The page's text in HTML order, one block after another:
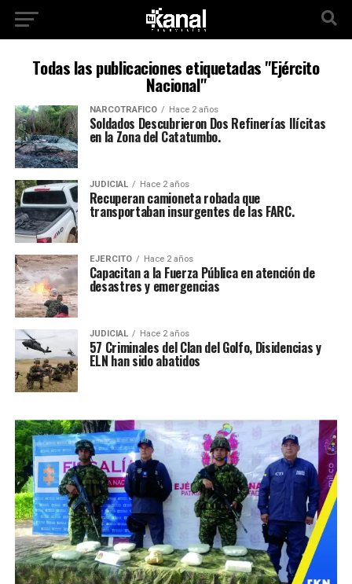
Todas las publicaciones etiquetadas "Ejército
Nacional"
NARCOTRAFICO Hace 2 años
Soldados Descubrieron Dos Refinerías Ilícitas
en la Zona del Catatumbo.
JUDICIAL Hace 2 años
Recuperan camioneta robada que
transportaban insurgentes de las FARC.
EJERCITO Hace 2 años
Capacitan a la Fuerza Pública en atención de
desastres y emergencias
JUDICIAL Hace 2 años
57 Criminales del Clan del Golfo, Disidencias y
ELN han sido abatidos